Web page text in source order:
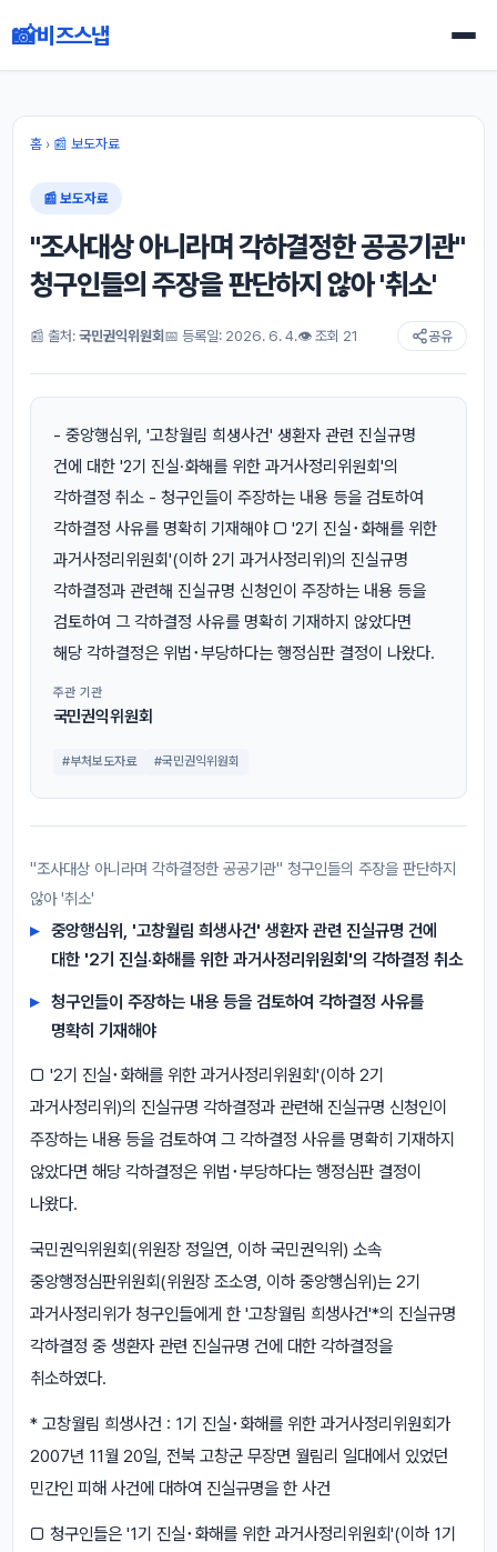
📸비즈스냅
홈› 📰 보도자료
📰 보도자료
"조사대상 아니라며 각하결정한 공공기관"
청구인들의 주장을 판단하지 않아 '취소'
📰 출처: 국민권익위원회📅 등록일: 2026. 6. 4.👁 조회 21 공유
- 중앙행심위, '고창월림 희생사건' 생환자 관련 진실규명
건에 대한 '2기 진실·화해를 위한 과거사정리위원회'의
각하결정 취소 - 청구인들이 주장하는 내용 등을 검토하여
각하결정 사유를 명확히 기재해야 □ '2기 진실･화해를 위한
과거사정리위원회'(이하 2기 과거사정리위)의 진실규명
각하결정과 관련해 진실규명 신청인이 주장하는 내용 등을
검토하여 그 각하결정 사유를 명확히 기재하지 않았다면
해당 각하결정은 위법･부당하다는 행정심판 결정이 나왔다.
주관 기관
국민권익위원회
#부처보도자료 #국민권익위원회
"조사대상 아니라며 각하결정한 공공기관" 청구인들의 주장을 판단하지
않아 '취소'
중앙행심위, '고창월림 희생사건' 생환자 관련 진실규명 건에
대한 '2기 진실·화해를 위한 과거사정리위원회'의 각하결정 취소
청구인들이 주장하는 내용 등을 검토하여 각하결정 사유를
명확히 기재해야
□ '2기 진실･화해를 위한 과거사정리위원회'(이하 2기
과거사정리위)의 진실규명 각하결정과 관련해 진실규명 신청인이
주장하는 내용 등을 검토하여 그 각하결정 사유를 명확히 기재하지
않았다면 해당 각하결정은 위법･부당하다는 행정심판 결정이
나왔다.
국민권익위원회(위원장 정일연, 이하 국민권익위) 소속
중앙행정심판위원회(위원장 조소영, 이하 중앙행심위)는 2기
과거사정리위가 청구인들에게 한 '고창월림 희생사건'*의 진실규명
각하결정 중 생환자 관련 진실규명 건에 대한 각하결정을
취소하였다.
* 고창월림 희생사건 : 1기 진실･화해를 위한 과거사정리위원회가
2007년 11월 20일, 전북 고창군 무장면 월림리 일대에서 있었던
민간인 피해 사건에 대하여 진실규명을 한 사건
□ 청구인들은 '1기 진실･화해를 위한 과거사정리위원회'(이하 1기